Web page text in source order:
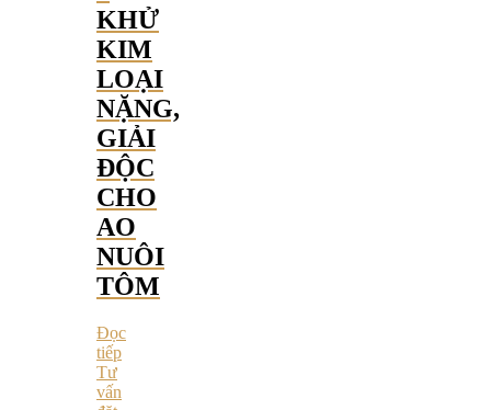
KHỬ
KIM
LOẠI
NẶNG,
GIẢI
ĐỘC
CHO
AO
NUÔI
TÔM
Đọc
tiếp
Tư
vấn